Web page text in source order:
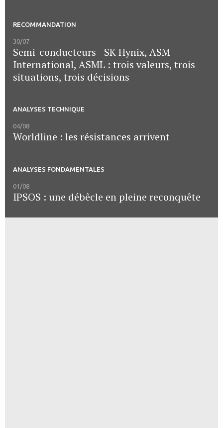
RECOMMANDATION
30/07
Semi-conducteurs - SK Hynix, ASM
International, ASML : trois valeurs, trois
situations, trois décisions
ANALYSES TECHNIQUE
04/08
Worldline : les résistances arrivent
ANALYSES FONDAMENTALES
01/08
IPSOS : une débêcle en pleine reconquête